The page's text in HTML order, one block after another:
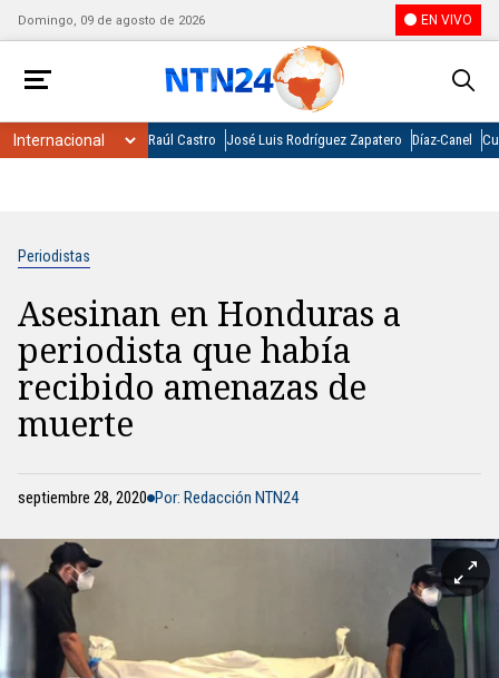
Domingo, 09 de agosto de 2026 EN VIVO
Raúl Castro José Luis Rodríguez Zapatero Díaz-Canel
Periodistas
Asesinan en Honduras a
periodista que había
recibido amenazas de
muerte
septiembre 28, 2020 Por: Redacción NTN24